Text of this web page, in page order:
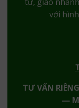
với
TƯ VẤN
—